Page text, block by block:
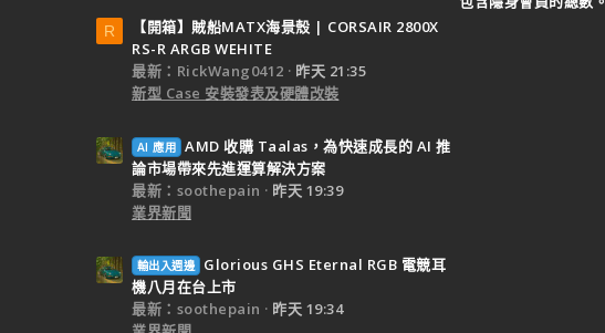
R
【開箱】賊船MATX海景殼 | CORSAIR 2800X
RS-R ARGB WEHITE
最新：RickWang0412
昨天 21:35
新型 Case 安裝發表及硬體改裝
AI 應用 AMD 收購 Taalas，為快速成長的 AI 推
論市場帶來先進運算解決方案
最新：soothepain
昨天 19:39
業界新聞
輸出入週邊
Glorious GHS Eternal RGB 電競耳
機八月在台上市
最新：soothepain
昨天 19:34